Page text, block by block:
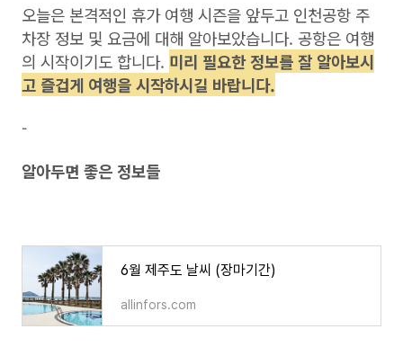
오늘은 본격적인 휴가 여행 시즌을 앞두고 인천공항 주
차장 정보 및 요금에 대해 알아보았습니다. 공항은 여행
의 시작이기도 합니다. 미리 필요한 정보를 잘 알아보시
고 즐겁게 여행을 시작하시길 바랍니다.
-
알아두면 좋은 정보들
6월 제주도 날씨 (장마기간)
allinfors.com